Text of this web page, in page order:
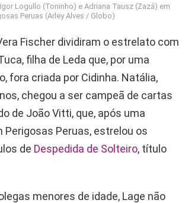
Logullo (Toninho) e Adriana Tausz (Zazá) em
Peruas (Arley Alves / Globo)
Fischer dividiram o estrelato com
filha de Leda que, por uma
fora criada por Cidinha. Natália,
chegou a ser campeã de cartas
de João Vitti, que, após uma
Perigosas Peruas, estrelou os
de Despedida de Solteiro, título
menores de idade, Lage não